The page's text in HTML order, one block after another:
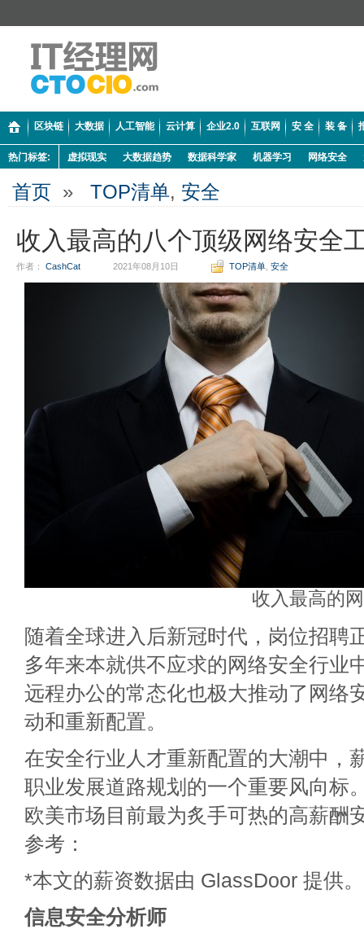
区块链 大数据 人工智能 云计算 企业2.0 互联网 安 全 装 备
热门标签: 虚拟现实 大数据趋势 数据科学家 机器学习 网络安全
首页 » TOP清单, 安全
收入最高的八个顶级网络安全
作者： CashCat 2021年08月10日 TOP清单 安全
收入最高的
随着全球进入后新冠时代，岗位招
多年来本就供不应求的网络安全行业
远程办公的常态化也极大推动了网络
动和重新配置。
在安全行业人才重新配置的大潮中，
职业发展道路规划的一个重要风向标
欧美市场目前最为炙手可热的高薪酬
参考：
*本文的薪资数据由 GlassDoor 提供。
信息安全分析师